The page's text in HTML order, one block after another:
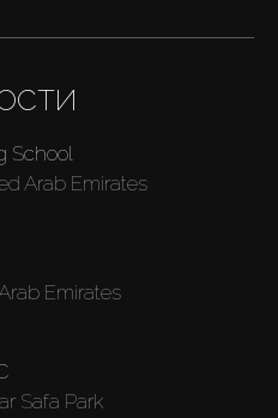
School
Arab Emirates
Emirates
Safa Park